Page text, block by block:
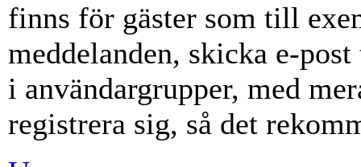
finns för gäster som till
meddelanden, skicka e-
i användargrupper, med
registrera sig, så det